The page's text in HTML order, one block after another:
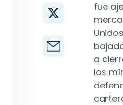
fue
a
los